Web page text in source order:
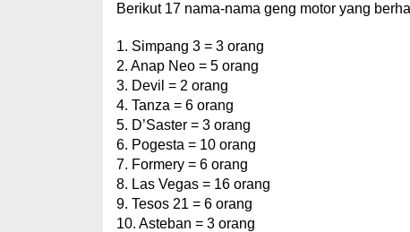
Berikut 17 nama-nama geng motor yang
1. Simpang 3 = 3 orang
2. Anap Neo = 5 orang
3. Devil = 2 orang
4. Tanza = 6 orang
5. D’Saster = 3 orang
6. Pogesta = 10 orang
7. Formery = 6 orang
8. Las Vegas = 16 orang
9. Tesos 21 = 6 orang
10. Asteban = 3 orang